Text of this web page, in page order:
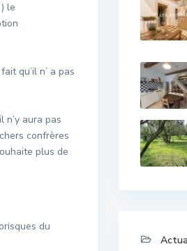
le
qu’il n’ a pas
aura pas
confrères
plus de
du